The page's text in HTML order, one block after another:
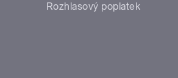
Rozhlasový poplatek